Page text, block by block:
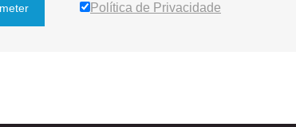
Política de Privacidade